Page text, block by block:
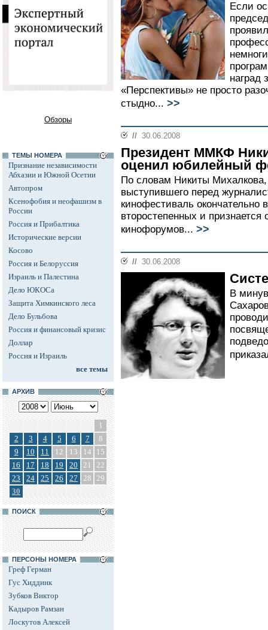
Обзоры
ТЕМЫ НОМЕРА
Признание независимости
Абхазии и Южной Осетии
Автопром
Ксенофобия и неофашизм в
России
Россия и Прибалтика
Исторические версии
Косово
Россия и Белоруссия
Израиль и Палестина
Дело ЮКОСа
Защита Химкинского леса
Дело Бульбова
Россия и финансовый кризис
Доллар
Россия и Израиль
все темы
АРХИВ
1
2
3 4 5 6 7
8
9
10 11 12 13 14
15
16
17 18 19 20 21
22
23
24 25 26 27 28 29
30
ПОИСК
ПЕРСОНЫ НОМЕРА
Греф Герман
Гус Хиддинк
Зубков Виктор
Кадыров Рамзан
Лоскутов Алексей
Если
наград
«Перспективы» не просто
стыдно... >>
// 30.06.2008
Президент ММКФ
оценил юбилейный
По словам Никиты
выступившего перед
кинофестиваль окончательно
второстепенных и
кинофорумов... >>
// 30.06.2008
В